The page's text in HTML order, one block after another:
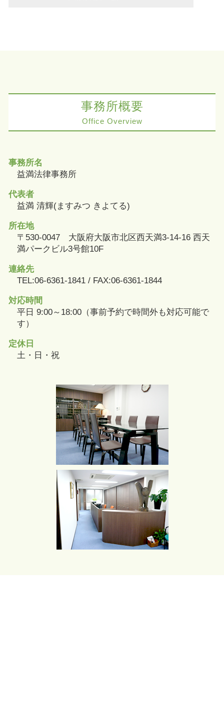
事務所概要
Office Overview
事務所名
益満法律事務所
代表者
益満 清輝(ますみつ きよてる)
所在地
〒530-0047 大阪府大阪市北区西天満3-14-16 西天
満パークビル3号館10F
連絡先
TEL:06-6361-1841 / FAX:06-6361-1844
対応時間
平日 9:00～18:00（事前予約で時間外も対応可能で
す）
定休日
土・日・祝